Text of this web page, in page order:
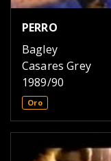
PERRO
Bagley
Casares Grey
1989/90
Oro